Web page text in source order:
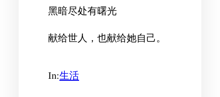
黑暗尽处有曙光
献给世人，也献给她自己。
In:生活